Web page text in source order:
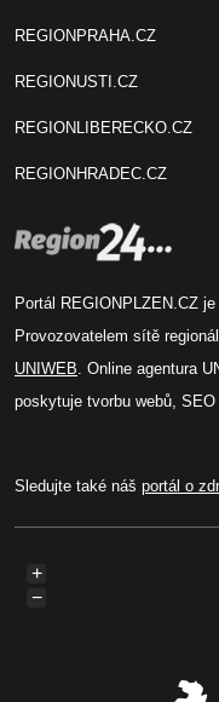
REGIONPRAHA.CZ
REGIONUSTI.CZ
REGIONLIBERECKO.CZ
REGIONHRADEC.CZ
Portál REGIONPLZEN.CZ
Provozovatelem sítě
UNIWEB. Online agentura
poskytuje tvorbu webů,
Sledujte také náš portál o
+
−